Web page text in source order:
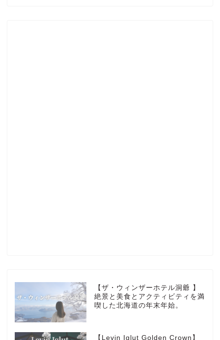
【ザ・ウィンザーホテル洞爺 】
絶景と美食とアクティビティを満
喫した北海道の年末年始。
【Levin Iglut Golden Crown】
HOTEL
MarriottBonvoy